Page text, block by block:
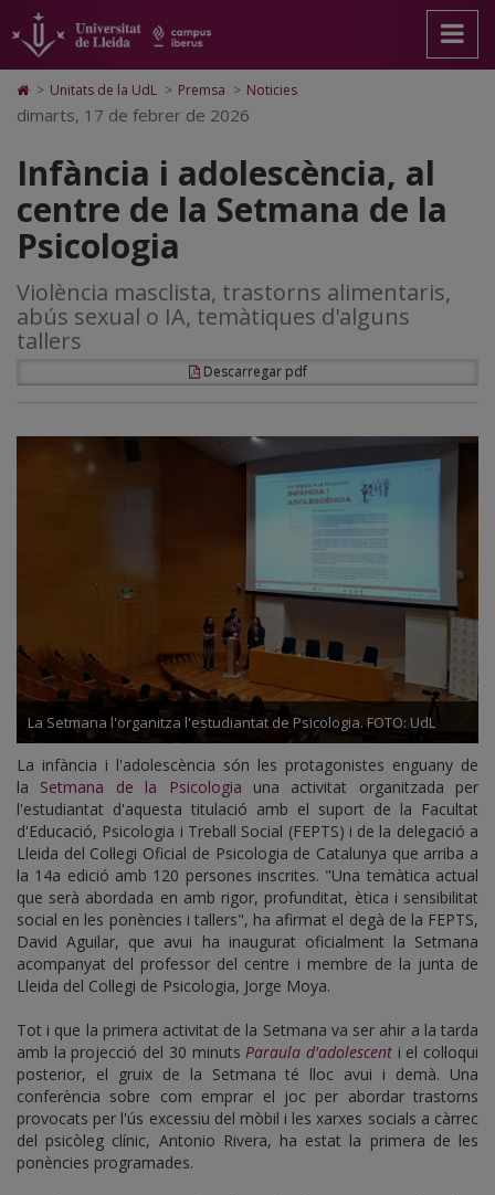
Infància
adolescència,
al
centre
de
la
Setmana
de
la
Psicologia
pàgina
principal.
Universitat
Lleida
contingut
principal
Mapa
Web.
Universitat
Cerca
Accessibilitat.
Universitat
Lleida
Icono
de
Home
ir
a
la
página
de
inicio
> Unitats de la UdL > Premsa > Noticies
dimarts, 17 de febrer de 2026
Infància i adolescència, al
centre de la Setmana de la
Psicologia
Violència masclista, trastorns alimentaris,
abús sexual o IA, temàtiques d'alguns
tallers
Descarregar pdf
La Setmana l'organitza l'estudiantat de Psicologia. FOTO: UdL
La infància i l'adolescència són les protagonistes enguany de
la Setmana de la Psicologia una activitat organitzada per
l'estudiantat d'aquesta titulació amb el suport de la Facultat
d'Educació, Psicologia i Treball Social (FEPTS) i de la delegació a
Lleida del Col·legi Oficial de Psicologia de Catalunya que arriba a
la 14a edició amb 120 persones inscrites. "Una temàtica actual
que serà abordada en amb rigor, profunditat, ètica i sensibilitat
social en les ponències i tallers", ha afirmat el degà de la FEPTS,
David Aguilar, que avui ha inaugurat oficialment la Setmana
acompanyat del professor del centre i membre de la junta de
Lleida del Col·legi de Psicologia, Jorge Moya.
Tot i que la primera activitat de la Setmana va ser ahir a la tarda
amb la projecció del 30 minutsParaula d'adolescenti el col·loqui
posterior, el gruix de la Setmana té lloc avui i demà. Una
conferència sobre com emprar el joc per abordar trastorns
provocats per l'ús excessiu del mòbil i les xarxes socials a càrrec
del psicòleg clínic, Antonio Rivera, ha estat la primera de les
ponències programades.